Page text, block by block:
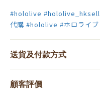
#hololive #hololive_hksell
代購 #hololive #ホロライブ
送貨及付款方式
顧客評價